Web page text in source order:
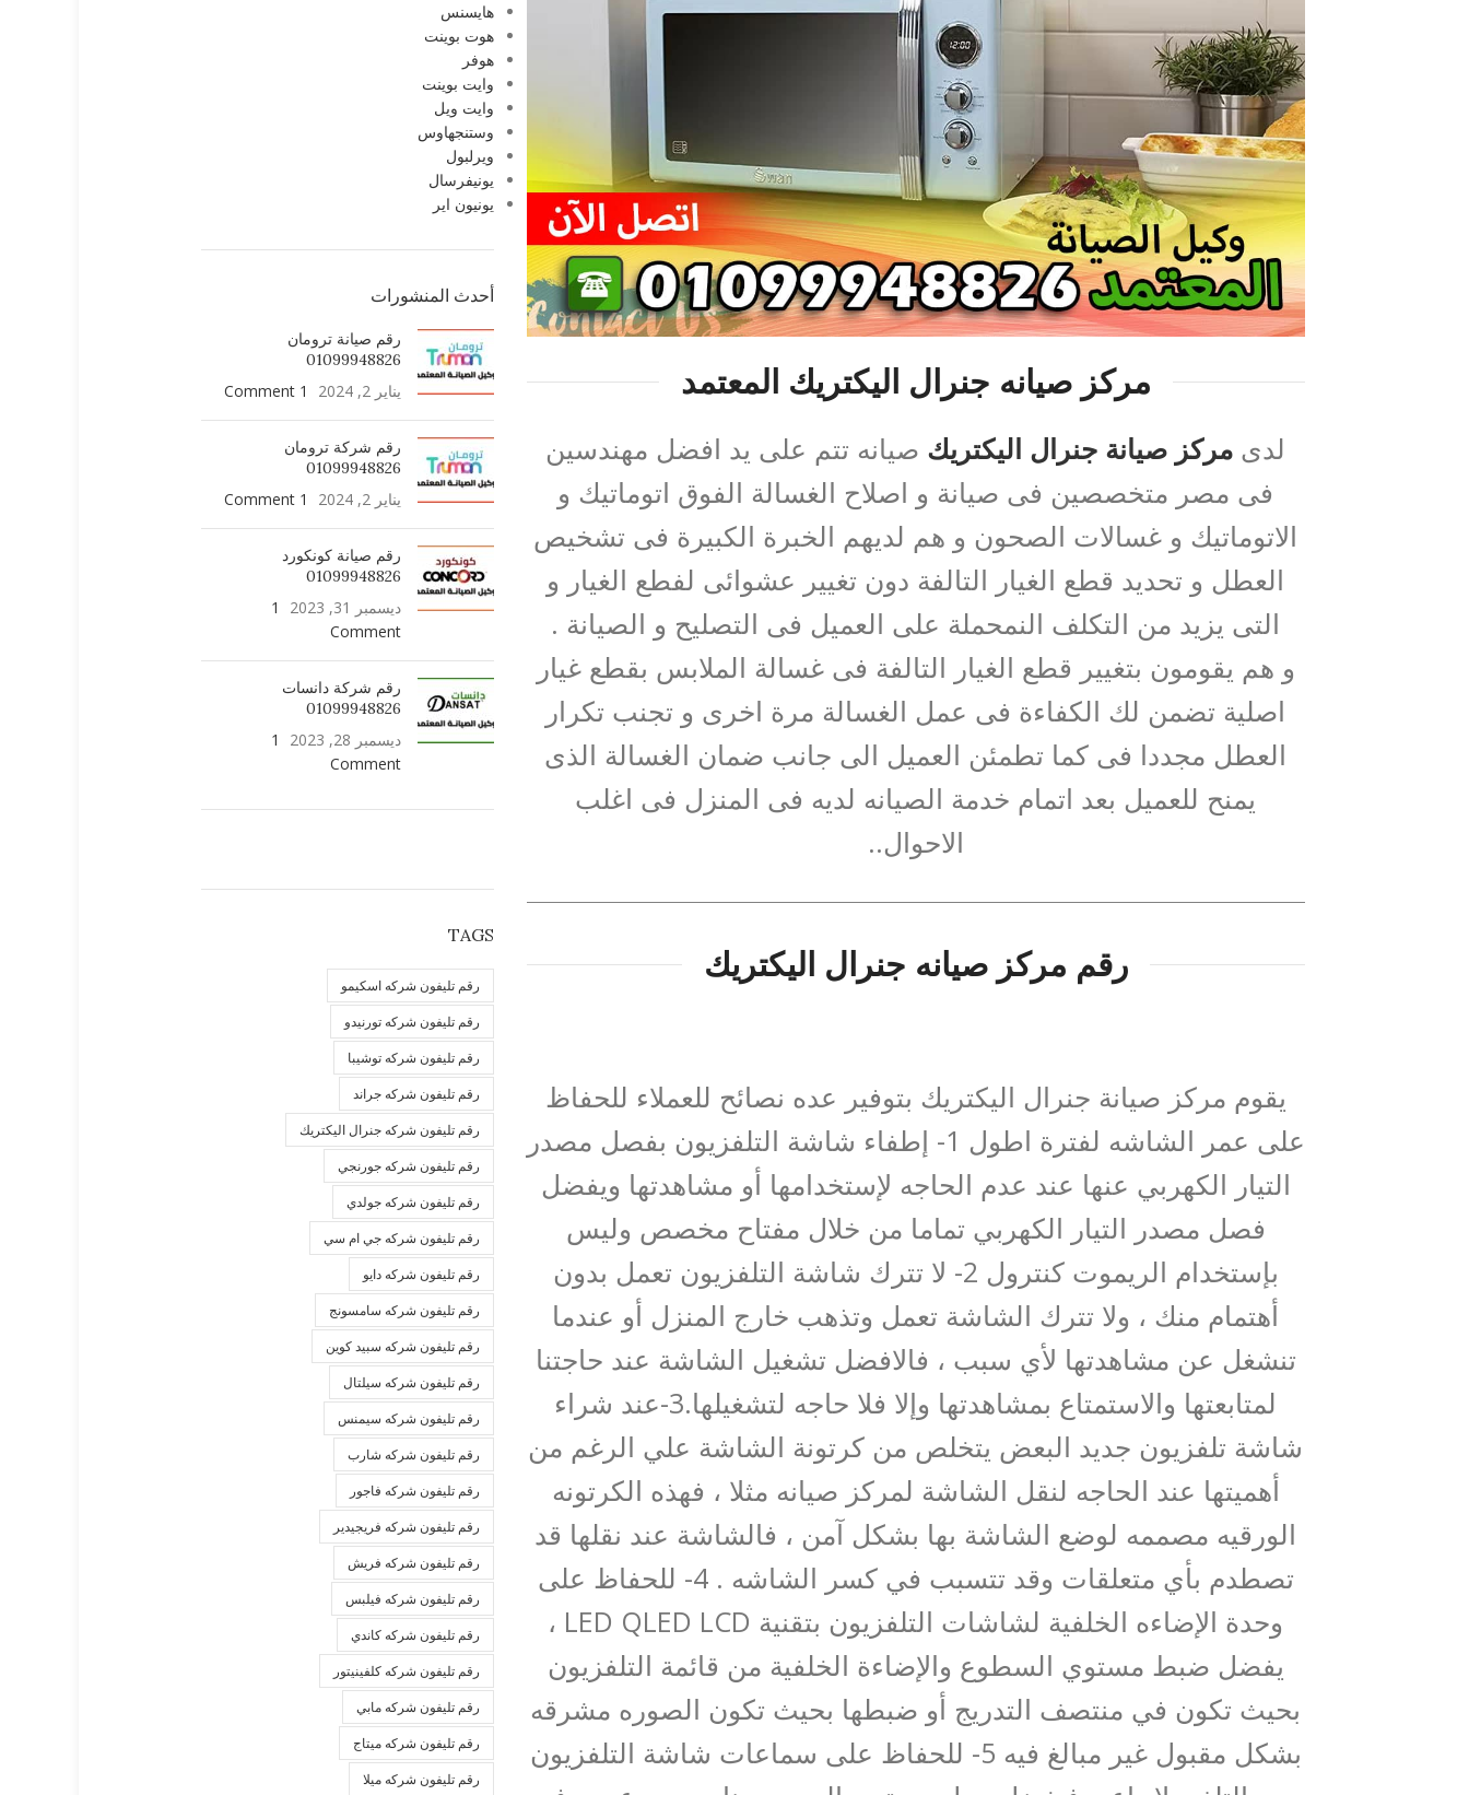
مركز صيانه جنرال اليكتريك المعتمد
لدى مركز صيانة جنرال اليكتريك صيانه تتم على يد افضل مهندسين
فى مصر متخصصين فى صيانة و اصلاح الغسالة الفوق اتوماتيك و
الاتوماتيك و غسالات الصحون و هم لديهم الخبرة الكبيرة فى تشخيص
العطل و تحديد قطع الغيار التالفة دون تغيير عشوائى لفطع الغيار و
التى يزيد من التكلف النمحملة على العميل فى التصليح و الصيانة .
و هم يقومون بتغيير قطع الغيار التالفة فى غسالة الملابس بقطع غيار
اصلية تضمن لك الكفاءة فى عمل الغسالة مرة اخرى و تجنب تكرار
العطل مجددا فى كما تطمئن العميل الى جانب ضمان الغسالة الذى
يمنح للعميل بعد اتمام خدمة الصيانه لديه فى المنزل فى اغلب
الاحوال..
رقم مركز صيانه جنرال اليكتريك
يقوم مركز صيانة جنرال اليكتريك بتوفير عده نصائح للعملاء للحفاظ
على عمر الشاشه لفترة اطول 1- إطفاء شاشة التلفزيون بفصل مصدر
التيار الكهربي عنها عند عدم الحاجه لإستخدامها أو مشاهدتها ويفضل
فصل مصدر التيار الكهربي تماما من خلال مفتاح مخصص وليس
بإستخدام الريموت كنترول 2- لا تترك شاشة التلفزيون تعمل بدون
أهتمام منك ، ولا تترك الشاشة تعمل وتذهب خارج المنزل أو عندما
تنشغل عن مشاهدتها لأي سبب ، فالافضل تشغيل الشاشة عند حاجتنا
لمتابعتها والاستمتاع بمشاهدتها وإلا فلا حاجه لتشغيلها.3-عند شراء
شاشة تلفزيون جديد البعض يتخلص من كرتونة الشاشة علي الرغم من
أهميتها عند الحاجه لنقل الشاشة لمركز صيانه مثلا ، فهذه الكرتونه
الورقيه مصممه لوضع الشاشة بها بشكل آمن ، فالشاشة عند نقلها قد
تصطدم بأي متعلقات وقد تتسبب في كسر الشاشه . 4- للحفاظ على
وحدة الإضاءه الخلفية لشاشات التلفزيون بتقنية LED QLED LCD ،
يفضل ضبط مستوي السطوع والإضاءة الخلفية من قائمة التلفزيون
بحيث تكون في منتصف التدريج أو ضبطها بحيث تكون الصوره مشرقه
بشكل مقبول غير مبالغ فيه 5- للحفاظ على سماعات شاشة التلفزيون
هايسنس
هوت بوينت
هوفر
وايت بوينت
وايت ويل
وستنجهاوس
ويرلبول
يونيفرسال
يونيون اير
أحدث المنشورات
رقم صيانة ترومان
01099948826
يناير 2, 2024 1 Comment
رقم شركة ترومان
01099948826
يناير 2, 2024 1 Comment
رقم صيانة كونكورد
01099948826
ديسمبر 31, 2023
1
Comment
رقم شركة دانسات
01099948826
ديسمبر 28, 2023
1
Comment
TAGS
رقم تليفون شركه اسكيمو
رقم تليفون شركه تورنيدو
رقم تليفون شركه توشيبا
رقم تليفون شركه جراند
رقم تليفون شركه جنرال اليكتريك
رقم تليفون شركه جورنجي
رقم تليفون شركه جولدي
رقم تليفون شركه جي ام سي
رقم تليفون شركه دايو
رقم تليفون شركه سامسونج
رقم تليفون شركه سبيد كوين
رقم تليفون شركه سيلتال
رقم تليفون شركه سيمنس
رقم تليفون شركه شارب
رقم تليفون شركه فاجور
رقم تليفون شركه فريجيدير
رقم تليفون شركه فريش
رقم تليفون شركه فيلبس
رقم تليفون شركه كاندي
رقم تليفون شركه كلفينيتور
رقم تليفون شركه مابي
رقم تليفون شركه ميتاج
رقم تليفون شركه ميلا